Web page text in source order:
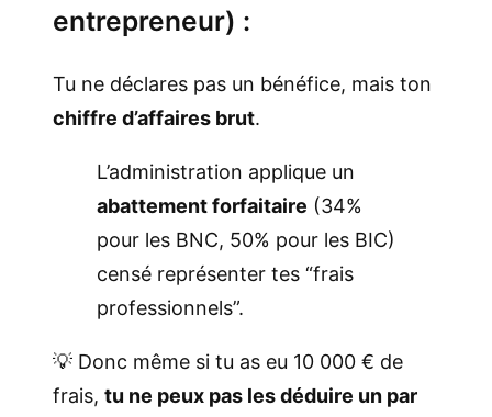
entrepreneur) :
Tu ne déclares pas un bénéfice, mais ton
chiffre d’affaires brut.
L’administration applique un
abattement forfaitaire (34%
pour les BNC, 50% pour les BIC)
censé représenter tes “frais
professionnels”.
💡 Donc même si tu as eu 10 000 € de
frais, tu ne peux pas les déduire un par